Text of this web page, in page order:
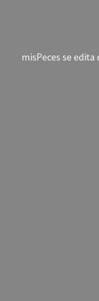
misPeces se edita